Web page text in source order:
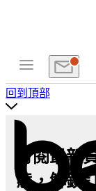
回到頂部
訂閱最新
態，解鎖